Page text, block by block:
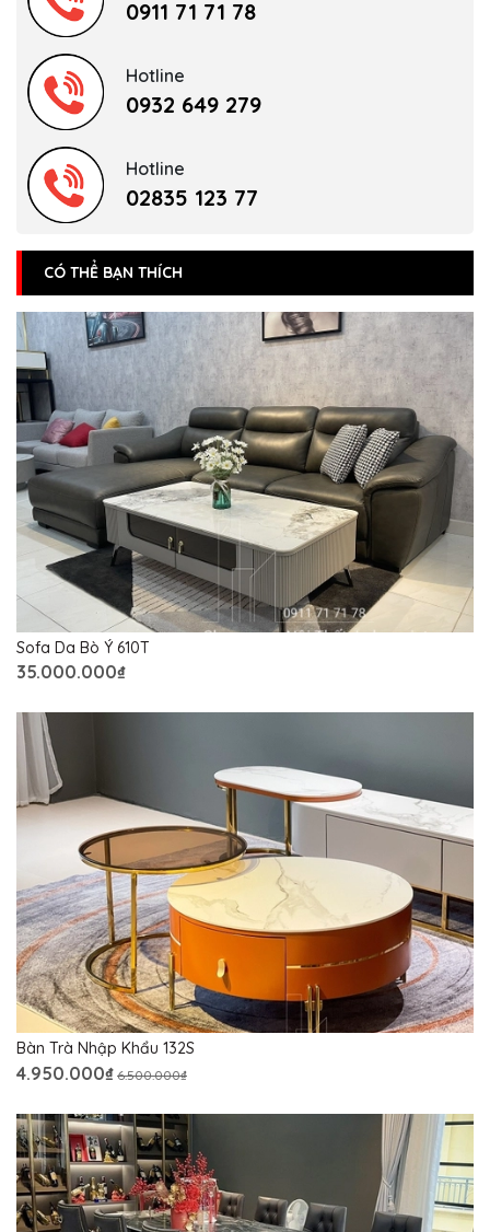
0911 71 71 78
Hotline
0932 649 279
Hotline
02835 123 77
CÓ THỂ BẠN THÍCH
Sofa Da Bò Ý 610T
35.000.000₫
Bàn Trà Nhập Khẩu 132S
4.950.000₫ 6.500.000₫